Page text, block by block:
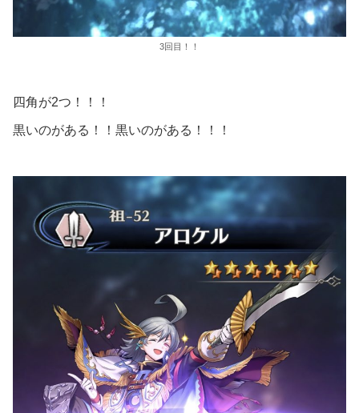
3回目！！
四角が2つ！！！
黒いのがある！！黒いのがある！！！